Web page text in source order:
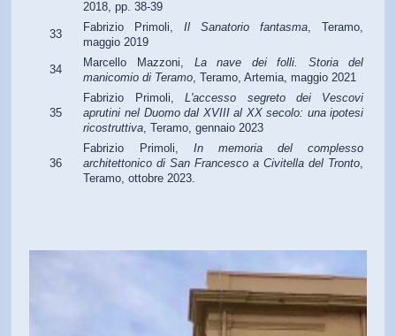
2018, pp. 38-39
33
Fabrizio Primoli,Il Sanatorio fantasma, Teramo,
maggio 2019
34
Marcello Mazzoni, La nave dei folli. Storia del
manicomio di Teramo, Teramo, Artemia, maggio 2021
35
Fabrizio Primoli,L'accesso segreto dei Vescovi
aprutini nel Duomo dal XVIII al XX secolo: una ipotesi
ricostruttiva, Teramo, gennaio 2023
36
Fabrizio Primoli, In memoria del complesso
architettonico di San Francesco a Civitella del Tronto,
Teramo, ottobre 2023.